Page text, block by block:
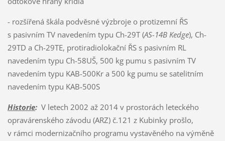
- rozšířená škála podvěsné výzbroje o protizemní ŘS
s pasivním TV navedením typu Ch-29T (AS-14B Kedge), Ch-
29TD a Ch-29TE, protiradiolokační ŘS s pasivním RL
navedením typu Ch-58UŠ, 500 kg pumu s pasivním TV
navedením typu KAB-500Kr a 500 kg pumu se satelitním
navedením typu KAB-500S
Historie:V letech 2002 až 2014 v prostorách leteckého
opravárenského závodu (ARZ) č.121 z Kubinky prošlo,
v rámci modernizačního programu vystavěného na výměně